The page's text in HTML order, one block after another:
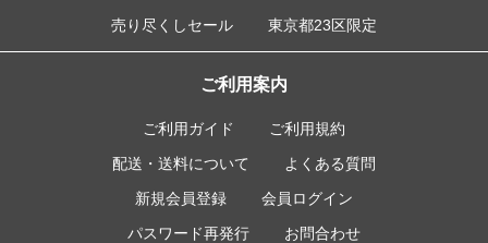
売り尽くしセール
東京都23区限定
ご利用案内
ご利用ガイド
ご利用規約
配送・送料について
よくある質問
新規会員登録
会員ログイン
パスワード再発行
お問合わせ